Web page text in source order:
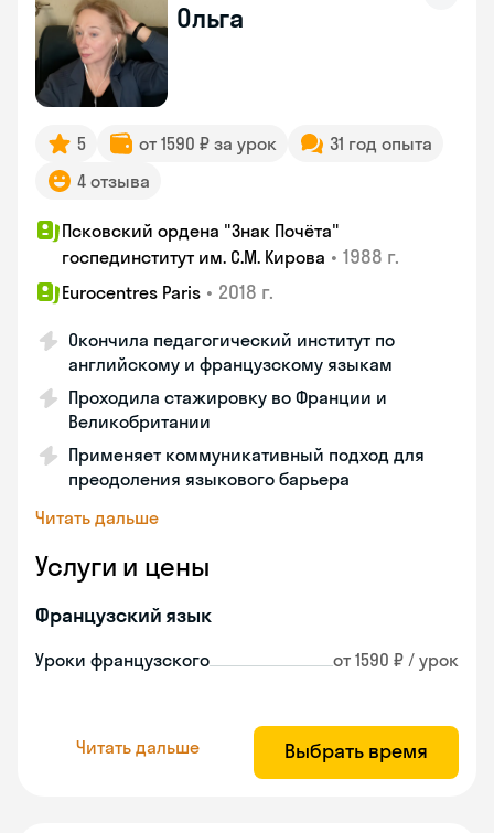
Ольга
5 от 1590 ₽ за урок
31 год опыта
4 отзыва
Псковский ордена "Знак Почёта"
госпединститут им. С.М. Кирова • 1988 г.
Eurocentres Paris • 2018 г.
Окончила педагогический институт по
английскому и французскому языкам
Проходила стажировку во Франции и
Великобритании
Применяет коммуникативный подход для
преодоления языкового барьера
Читать дальше
Услуги и цены
Французский язык
Уроки французского от 1590 ₽ / урок
Читать дальше Выбрать время